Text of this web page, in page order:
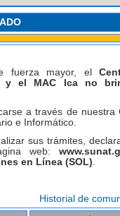
fuerza mayor, el
y el MAC Ica no
a través de nuestra
e Informático.
sus trámites,
web:
en Línea (SOL).
Historial de